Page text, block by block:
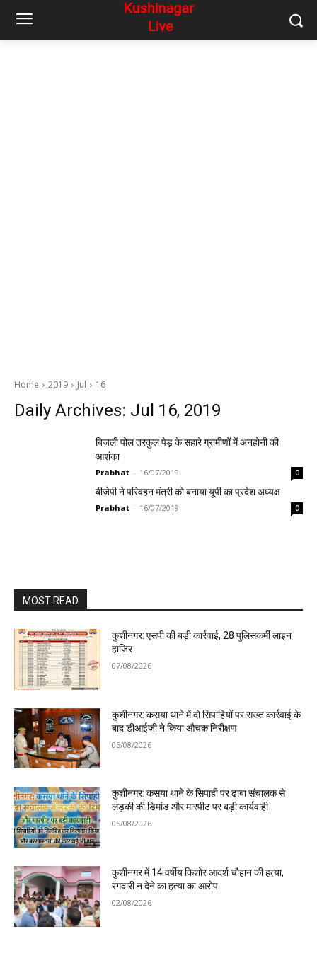
Home 2019 Jul 16
Daily Archives: Jul 16, 2019
बिजली पोल तरकुल पेड़ के सहारे ग्रामीणों में अनहोनी की
आशंका
Prabhat - 16/07/2019 0
बीजेपी ने परिवहन मंत्री को बनाया यूपी का प्रदेश अध्यक्ष
Prabhat - 16/07/2019 0
MOST READ
कुशीनगर: एसपी की बड़ी कार्रवाई, 28 पुलिसकर्मी लाइन
हाजिर
07/08/2026
कुशीनगर: कसया थाने में दो सिपाहियों पर सख्त कार्रवाई के
बाद डीआईजी ने किया औचक निरीक्षण
05/08/2026
कुशीनगर: कसया थाने के सिपाही पर ढाबा संचालक से
लड़की की डिमांड और मारपीट पर बड़ी कार्यवाही
05/08/2026
कुशीनगर में 14 वर्षीय किशोर आदर्श चौहान की हत्या,
रंगदारी न देने का हत्या का आरोप
02/08/2026